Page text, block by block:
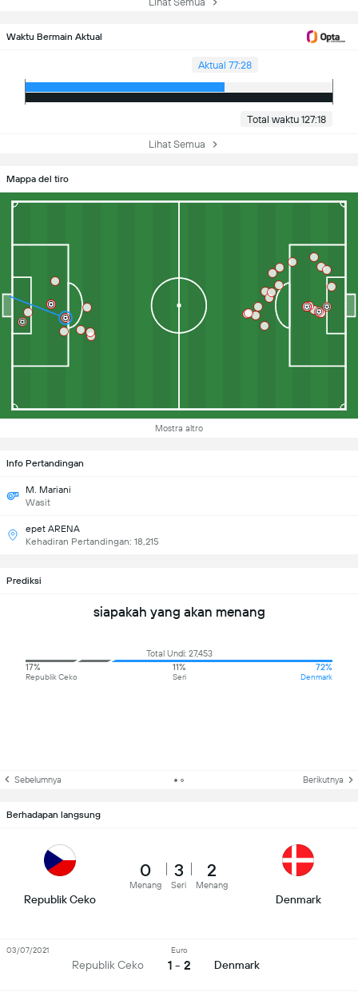
Waktu Bermain Aktual
Aktual 77:28
Total waktu 127:18
Lihat Semua
Mappa del tiro
Mostra altro
Info Pertandingan
M. Mariani
Wasit
epet ARENA
Kehadiran Pertandingan: 18,215
Prediksi
siapakah yang akan menang
Total Undi: 27,453
17%
Republik Ceko
11%
Seri
72%
Denmark
Sebelumnya Berikutnya
Berhadapan langsung
Republik Ceko
0
Menang
3
Seri
2
Menang
Denmark
Republik Ceko
Euro
1 - 2 Denmark
03/07/2021